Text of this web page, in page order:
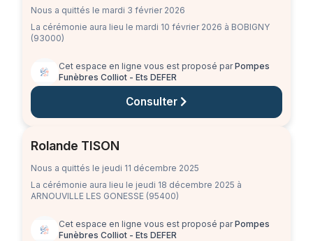
Nous a quittés le mardi 3 février 2026
La cérémonie aura lieu le mardi 10 février 2026 à BOBIGNY
(93000)
Cet espace en ligne vous est proposé parPompes
Funèbres Colliot - Ets DEFER
Consulter
Rolande TISON
Nous a quittés le jeudi 11 décembre 2025
La cérémonie aura lieu le jeudi 18 décembre 2025 à
ARNOUVILLE LES GONESSE (95400)
Cet espace en ligne vous est proposé parPompes
Funèbres Colliot - Ets DEFER